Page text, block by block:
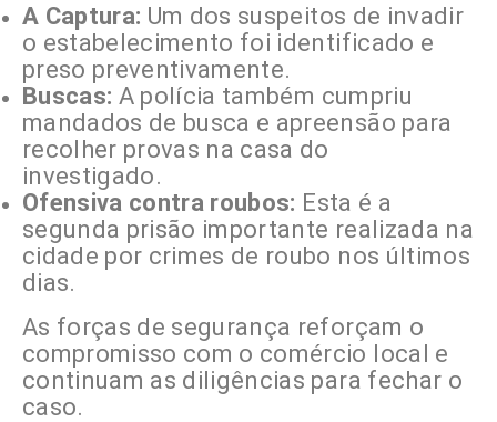
A Captura: Um dos suspeitos de invadir
o estabelecimento foi identificado e
preso preventivamente.
Buscas: A polícia também cumpriu
mandados de busca e apreensão para
recolher provas na casa do
investigado.
Ofensiva contra roubos: Esta é a
segunda prisão importante realizada na
cidade por crimes de roubo nos últimos
dias.
As forças de segurança reforçam o
compromisso com o comércio local e
continuam as diligências para fechar o
caso.